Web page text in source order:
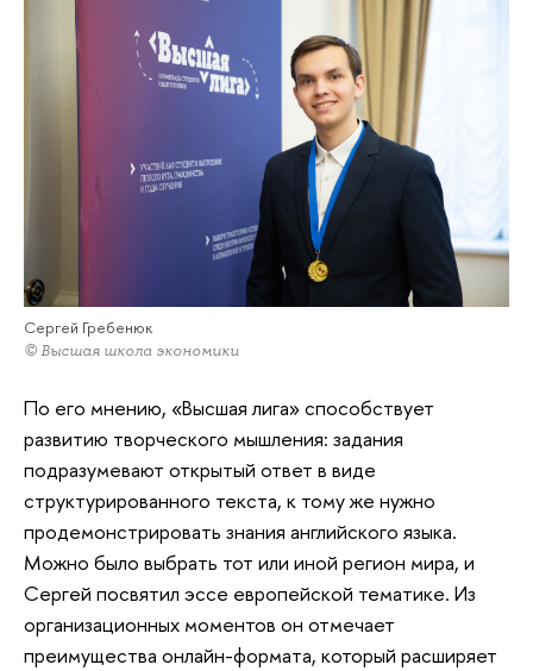
Сергей Гребенюк
© Высшая школа экономики
По его мнению, «Высшая лига» способствует
развитию творческого мышления: задания
подразумевают открытый ответ в виде
структурированного текста, к тому же нужно
продемонстрировать знания английского языка.
Можно было выбрать тот или иной регион мира, и
Сергей посвятил эссе европейской тематике. Из
организационных моментов он отмечает
преимущества онлайн-формата, который расширяет